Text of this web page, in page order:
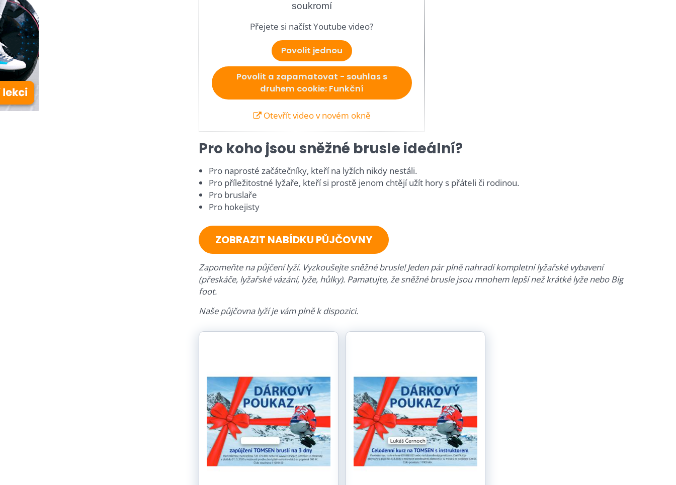
soukromí
Přejete si načíst Youtube video?
Povolit jednou
Povolit a zapamatovat - souhlas s
druhem cookie: Funkční
Otevřít video v novém okně
Pro koho jsou sněžné brusle ideální?
Pro naprosté začátečníky, kteří na lyžích nikdy nestáli.
Pro příležitostné lyžaře, kteří si prostě jenom chtějí užít hory s přáteli či rodinou.
Pro bruslaře
Pro hokejisty
ZOBRAZIT NABÍDKU PŮJČOVNY
Zapomeňte na půjčení lyží. Vyzkoušejte sněžné brusle! Jeden pár plně nahradí kompletní lyžařské vybavení
(přeskáče, lyžařské vázání, lyže, hůlky). Pamatujte, že sněžné brusle jsou mnohem lepší než krátké lyže nebo Big
foot.
Naše půjčovna lyží je vám plně k dispozici.